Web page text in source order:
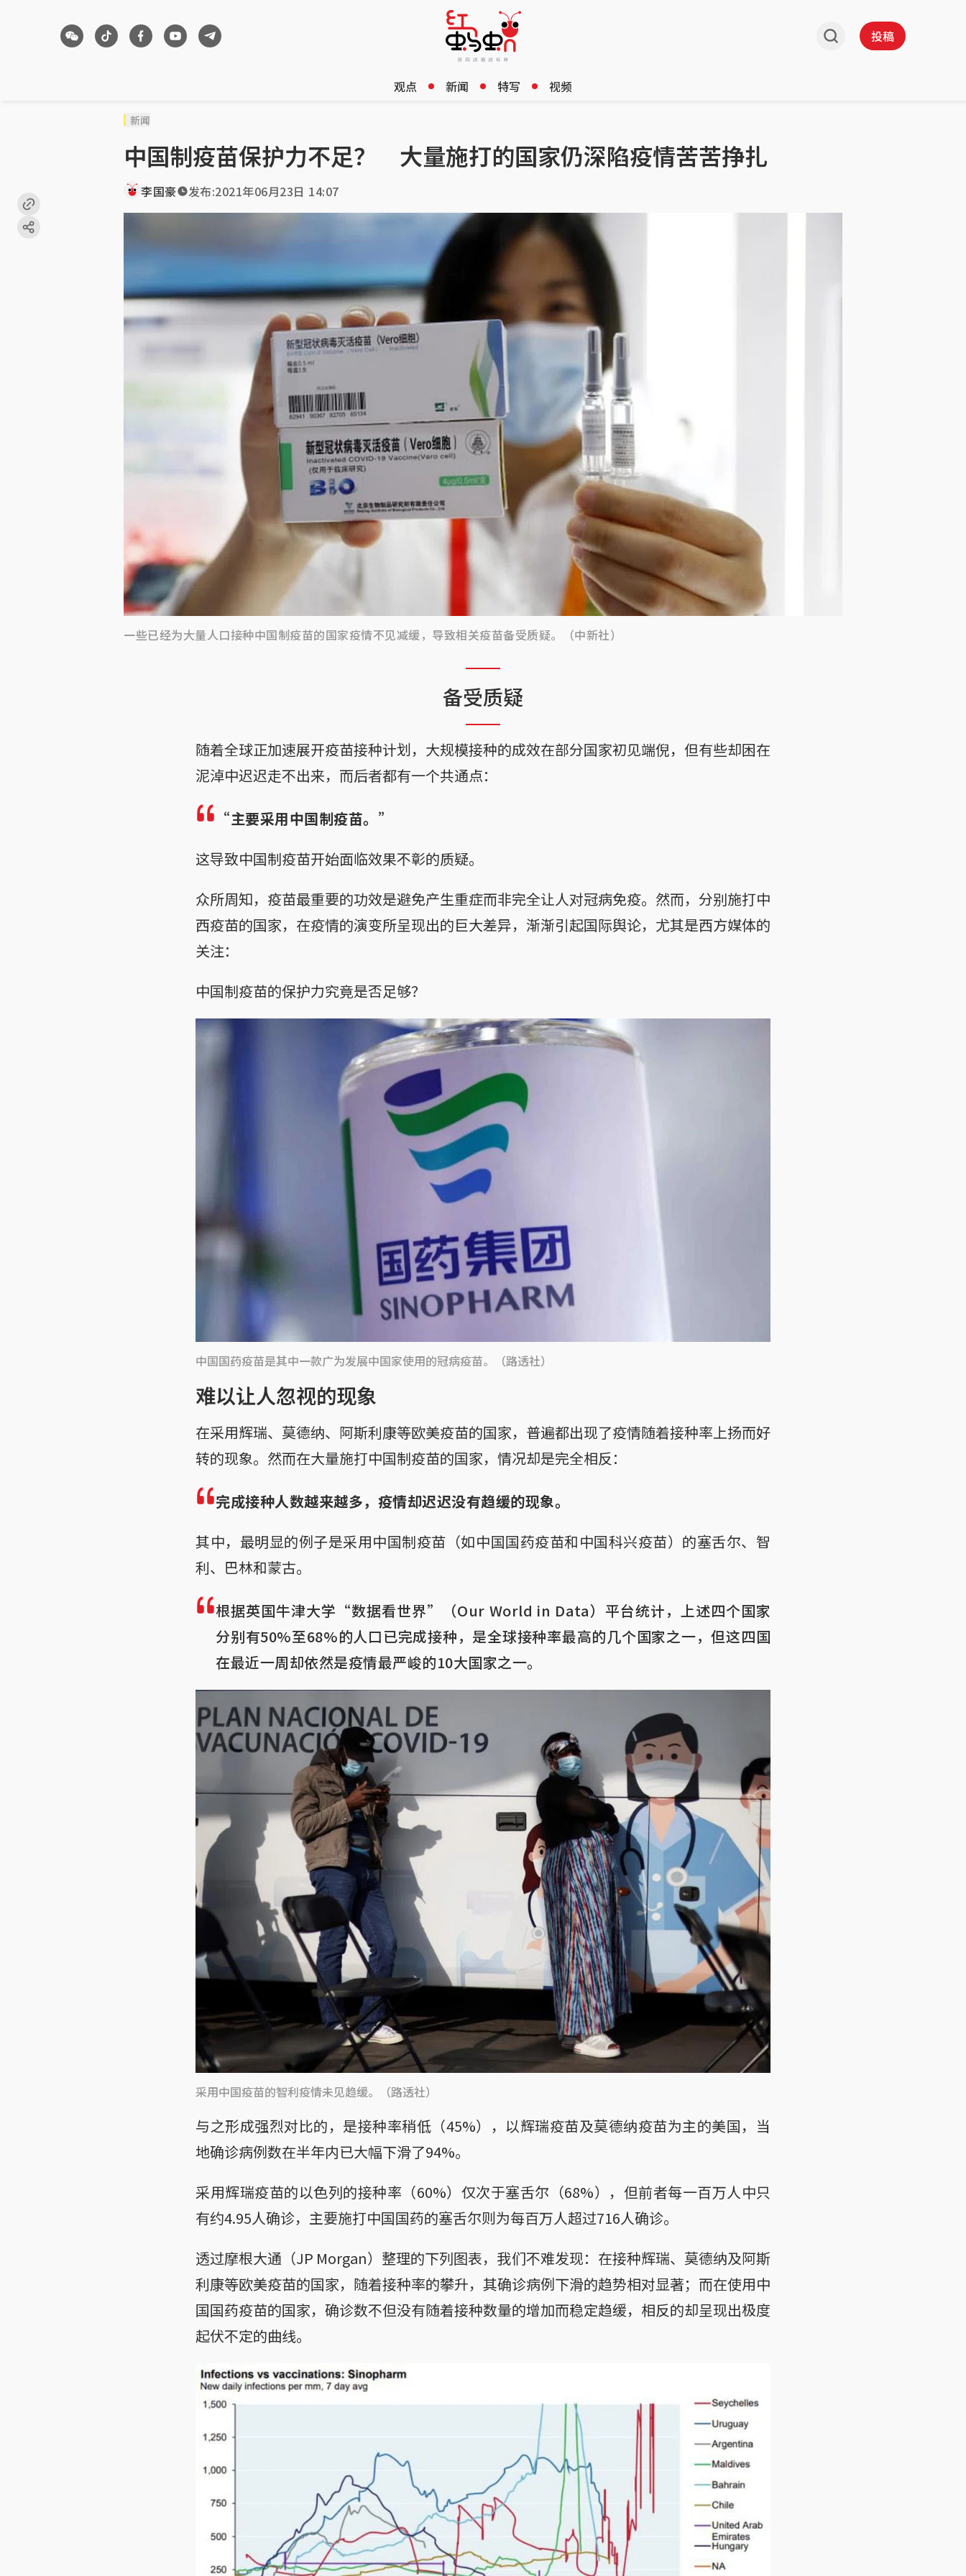
投稿
观点 新闻 特写 视频
新闻
中国制疫苗保护力不足？ 大量施打的国家仍深陷疫情苦苦挣扎
李国豪 发布:2021年06月23日 14:07
一些已经为大量人口接种中国制疫苗的国家疫情不见减缓，导致相关疫苗备受质疑。（中新社）
备受质疑
随着全球正加速展开疫苗接种计划，大规模接种的成效在部分国家初见端倪，但有些却困在
泥淖中迟迟走不出来，而后者都有一个共通点：
“主要采用中国制疫苗。”
这导致中国制疫苗开始面临效果不彰的质疑。
众所周知，疫苗最重要的功效是避免产生重症而非完全让人对冠病免疫。然而，分别施打中
西疫苗的国家，在疫情的演变所呈现出的巨大差异，渐渐引起国际舆论，尤其是西方媒体的
关注：
中国制疫苗的保护力究竟是否足够？
中国国药疫苗是其中一款广为发展中国家使用的冠病疫苗。（路透社）
难以让人忽视的现象
在采用辉瑞、莫德纳、阿斯利康等欧美疫苗的国家，普遍都出现了疫情随着接种率上扬而好
转的现象。然而在大量施打中国制疫苗的国家，情况却是完全相反：
完成接种人数越来越多，疫情却迟迟没有趋缓的现象。
其中，最明显的例子是采用中国制疫苗（如中国国药疫苗和中国科兴疫苗）的塞舌尔、智
利、巴林和蒙古。
根据英国牛津大学“数据看世界”（Our World in Data）平台统计，上述四个国家
分别有50%至68%的人口已完成接种，是全球接种率最高的几个国家之一，但这四国
在最近一周却依然是疫情最严峻的10大国家之一。
采用中国疫苗的智利疫情未见趋缓。（路透社）
与之形成强烈对比的，是接种率稍低（45%），以辉瑞疫苗及莫德纳疫苗为主的美国，当
地确诊病例数在半年内已大幅下滑了94%。
采用辉瑞疫苗的以色列的接种率（60%）仅次于塞舌尔（68%），但前者每一百万人中只
有约4.95人确诊，主要施打中国国药的塞舌尔则为每百万人超过716人确诊。
透过摩根大通（JP Morgan）整理的下列图表，我们不难发现：在接种辉瑞、莫德纳及阿斯
利康等欧美疫苗的国家，随着接种率的攀升，其确诊病例下滑的趋势相对显著；而在使用中
国国药疫苗的国家，确诊数不但没有随着接种数量的增加而稳定趋缓，相反的却呈现出极度
起伏不定的曲线。